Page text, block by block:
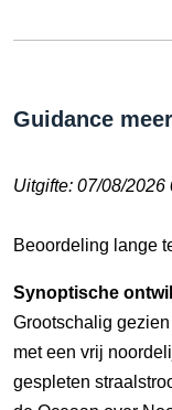
Guidance
Uitgifte: 07/08/2026
Beoordeling lange
Synoptische
Grootschalig
met een vrij
gespleten